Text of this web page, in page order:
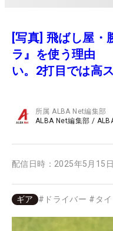
[写真] 飛ばし屋・
ラ』を使う理由
い。2打目では高
所属ALBA Net編集部
ALBA Net編集部 /
配信日時： 2025年5月15
ギア # ドライバー # タ